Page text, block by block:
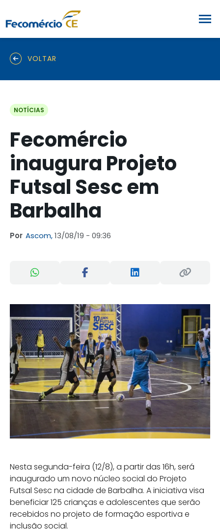
VOLTAR
NOTÍCIAS
Fecomércio
inaugura Projeto
Futsal Sesc em
Barbalha
Por Ascom,13/08/19 - 09:36
Nesta segunda-feira (12/8), a partir das 16h, será
inaugurado um novo núcleo social do Projeto
Futsal Sesc na cidade de Barbalha. A iniciativa visa
beneficiar 125 crianças e adolescentes que serão
recebidos no projeto de formação esportiva e
inclusão social.